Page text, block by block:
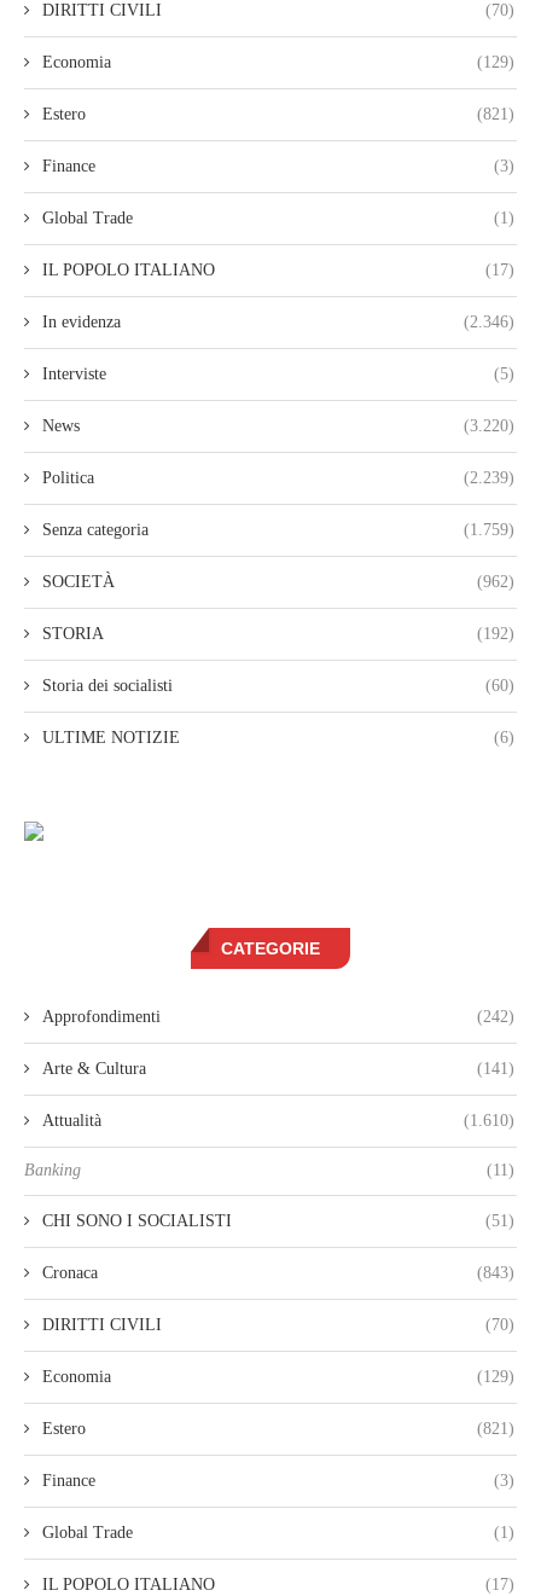
DIRITTI CIVILI (70)
Economia (129)
Estero (821)
Finance (3)
Global Trade (1)
IL POPOLO ITALIANO (17)
In evidenza (2.346)
Interviste (5)
News (3.220)
Politica (2.239)
Senza categoria (1.759)
SOCIETÀ (962)
STORIA (192)
Storia dei socialisti (60)
ULTIME NOTIZIE (6)
CATEGORIE
Approfondimenti (242)
Arte & Cultura (141)
Attualità (1.610)
Banking (11)
CHI SONO I SOCIALISTI (51)
Cronaca (843)
DIRITTI CIVILI (70)
Economia (129)
Estero (821)
Finance (3)
Global Trade (1)
IL POPOLO ITALIANO (17)